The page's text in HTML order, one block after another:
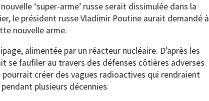
‘super-arme’ russe serait dissimulée dans la
le président russe Vladimir Poutine aurait demandé à
nouvelle arme.
alimentée par un réacteur nucléaire. D’après les
se faufiler au travers des défenses côtières adverses
pourrait créer des vagues radioactives qui rendraient
plusieurs décennies.